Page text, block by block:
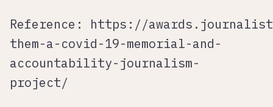
Reference: https://
them-a-covid-19-memorial-and-
accountability-journalism-
project/